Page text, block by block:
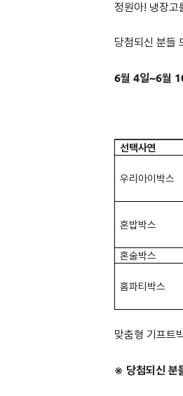
정원아! 냉장고
당첨되신 분들
6월 4일~6월
선택사연
우리아이박스
혼밥박스
혼술박스
홈파티박스
맞춤형 기프트
※ 당첨되신 분